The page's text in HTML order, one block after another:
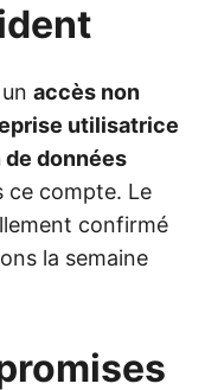
accès non
utilisatrice
données
ce compte. Le
confirmé
la semaine